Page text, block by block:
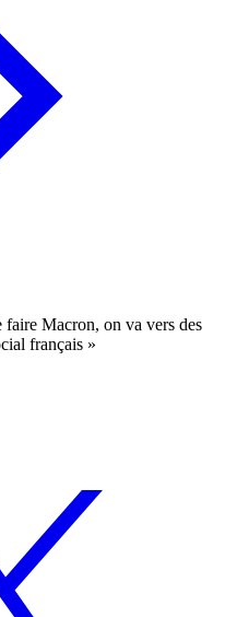
Macron, on va vers des
français »